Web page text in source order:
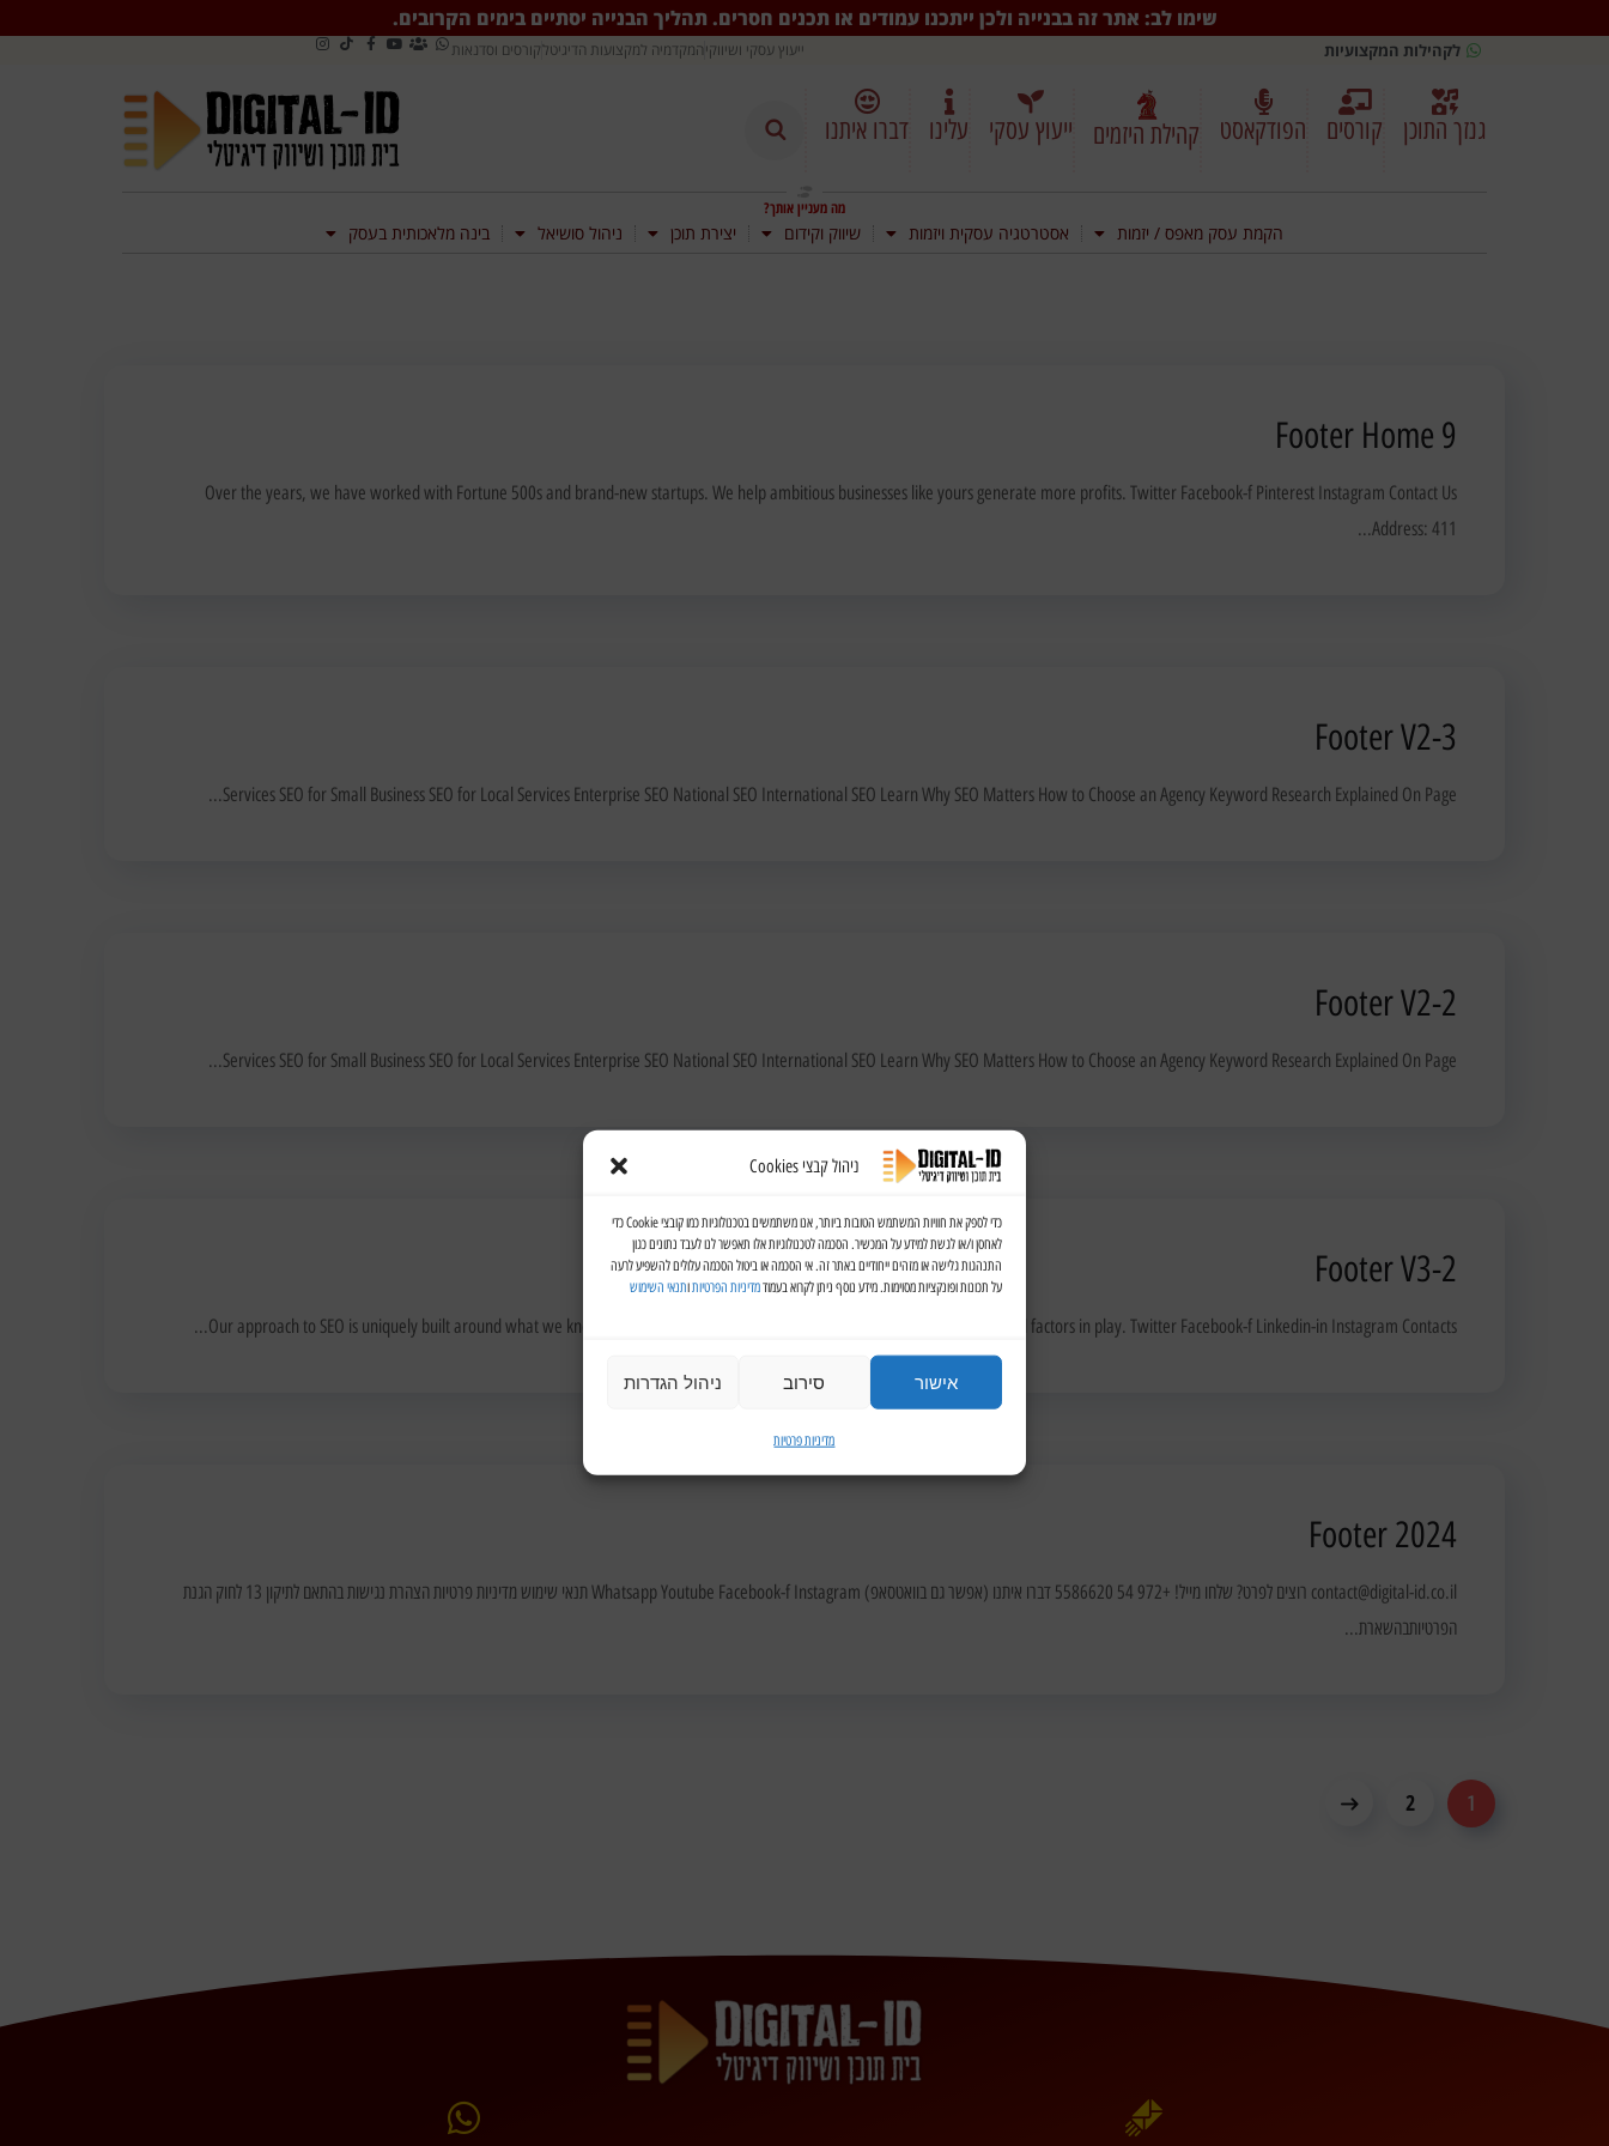
ניהול קבצי Cookies
כדי לספק את חוויות המשתמש הטובות ביותר, אנו משתמשים בטכנולוגיות כמו קובצי Cookie כדי
לאחסן ו/או לגשת למידע על המכשיר. הסכמה לטכנולוגיות אלו תאפשר לנו לעבד נתונים כגון
התנהגות גלישה או מזהים ייחודיים באתר זה. אי הסכמה או ביטול הסכמה עלולים להשפיע לרעה
על תכונות ופונקציות מסוימות. מידע נוסף ניתן לקרוא בעמודמדיניות הפרטיותותנאי השימוש
אישור סירוב ניהול הגדרות
מדיניות פרטיות
שימו לב: אתר זה בבנייה ולכן ייתכנו עמודים או תכנים חסרים. תהליך הבנייה יסתיים בימים הקרובים.
ייעוץ עסקי ושיווקיהמקדמיה למקצועות הדיגיטלקורסים וסדנאות לקהילות המקצועיות
גנזך התוכן קורסים הפודקאסט קהילת היזמים ייעוץ עסקי עלינו דברו איתנו
מה מעניין אותך?
הקמת עסק מאפס / יזמות אסטרטגיה עסקית ויזמות שיווק וקידום יצירת תוכן ניהול סושיאל בינה מלאכותית בעסק
Footer Home 9
Over the years, we have worked with Fortune 500s and brand-new startups. We help ambitious businesses like yours generate more profits. Twitter Facebook-f Pinterest Instagram Contact Us
Address: 411...
Footer V2-3
Services SEO for Small Business SEO for Local Services Enterprise SEO National SEO International SEO Learn Why SEO Matters How to Choose an Agency Keyword Research Explained On Page...
Footer V2-2
Services SEO for Small Business SEO for Local Services Enterprise SEO National SEO International SEO Learn Why SEO Matters How to Choose an Agency Keyword Research Explained On Page...
Footer V3-2
Our approach to SEO is uniquely built around what we know works…and what we know doesn’t work. With over 200 verified factors in play. Twitter Facebook-f Linkedin-in Instagram Contacts...
Footer 2024
contact@digital-id.co.il
רוצים לפרט? שלחו מייל! +972 54 5586620 דברו איתנו (אפשר גם בוואטסאפ) Whatsapp Youtube Facebook-f Instagram תנאי שימוש מדיניות פרטיות הצהרת נגישות בהתאם לתיקון 13 לחוק הגנת
הפרטיותבהשארת...
1
2